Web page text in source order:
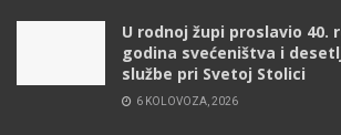
U rodnoj župi proslavio 40.
godina svećeništva i
službe pri Svetoj Stolici
6 KOLOVOZA, 2026